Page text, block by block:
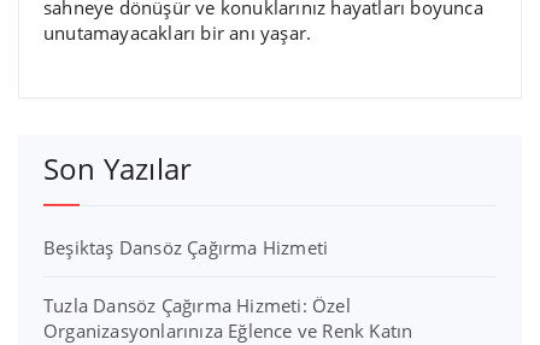
sahneye dönüşür ve konuklarınız hayatları boyunca
unutamayacakları bir anı yaşar.
Son Yazılar
Beşiktaş Dansöz Çağırma Hizmeti
Tuzla Dansöz Çağırma Hizmeti: Özel
Organizasyonlarınıza Eğlence ve Renk Katın